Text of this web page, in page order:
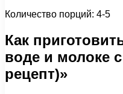
Количество порций: 4-5
Как
воде и молоке
рецепт)»